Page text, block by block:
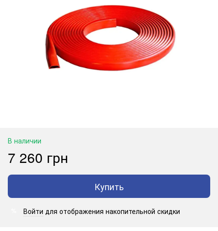
В наличии
7 260 грн
Купить
Войти для отображения накопительной скидки